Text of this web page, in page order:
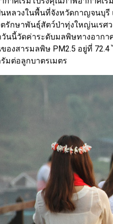
หลวงในพื้นที่จังหวัดกาญจนบุ
รักษาพันธุ์สัตว์ป่าทุ่งใหญ่นเร
วันนี้วัดค่าระดับมลพิษทางอาก
องสารมลพิษ PM2.5 อยู่ที่
มต่อลูกบาตรเมตร